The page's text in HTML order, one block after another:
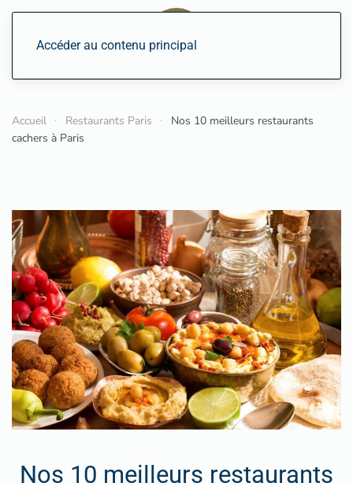
Accéder au contenu principal
Accueil Restaurants Paris
Nos 10 meilleurs restaurants
cachers à Paris
Nos 10 meilleurs restaurants